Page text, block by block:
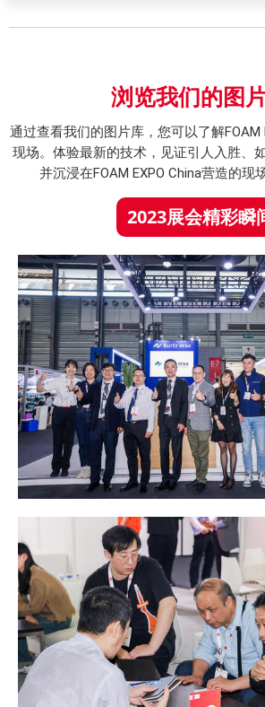
浏览我们的图
通过查看我们的图片库，您可以了解FOAM
现场。体验最新的技术，见证引人入胜、
并沉浸在FOAM EXPO China营造的现
2023展会精彩瞬